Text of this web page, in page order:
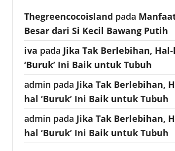
Thegreencocoisland pada
Besar dari Si Kecil Bawang Putih
iva pada Jika Tak Berlebihan,
‘Buruk’ Ini Baik untuk Tubuh
admin pada Jika Tak Berlebihan,
hal ‘Buruk’ Ini Baik untuk Tubuh
admin pada Jika Tak Berlebihan,
hal ‘Buruk’ Ini Baik untuk Tubuh